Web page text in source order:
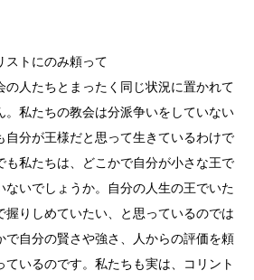
ストにのみ頼って
人たちとまったく同じ状況に置かれて
。私たちの教会は分派争いをしていない
自分が王様だと思って生きているわけで
も私たちは、どこかで自分が小さな王で
ないでしょうか。自分の人生の王でいた
握りしめていたい、と思っているのでは
で自分の賢さや強さ、人からの評価を頼
ているのです。私たちも実は、コリント